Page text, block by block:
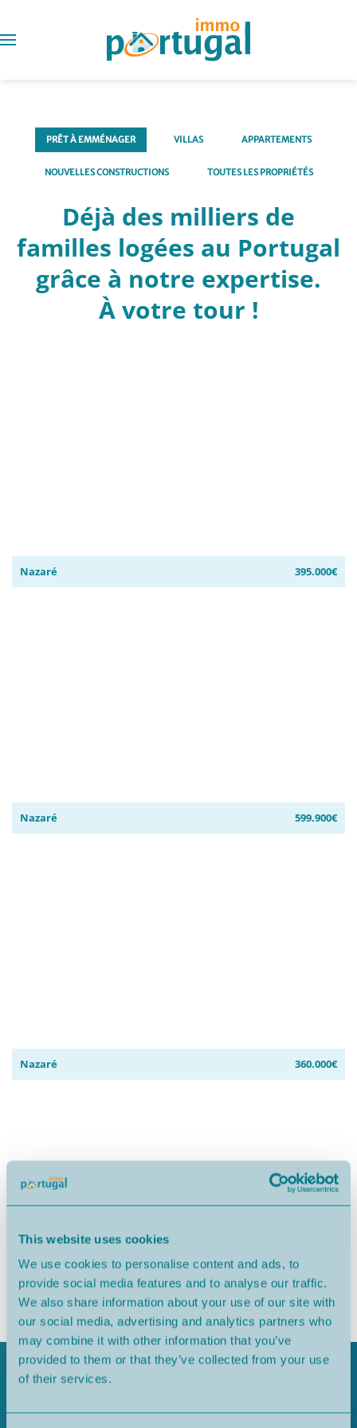
This website uses cookies
We use cookies to personalise content and ads, to
provide social media features and to analyse our traffic.
We also share information about your use of our site with
our social media, advertising and analytics partners who
may combine it with other information that you’ve
provided to them or that they’ve collected from your use
of their services.
PRÊT À EMMÉNAGER VILLAS APPARTEMENTS
NOUVELLES CONSTRUCTIONS TOUTES LES PROPRIÉTÉS
Déjà des milliers de
familles logées au Portugal
grâce à notre expertise.
À votre tour !
Nazaré 395.000€
Nazaré 599.900€
Nazaré 360.000€
São Martinho do Porto 350.000€